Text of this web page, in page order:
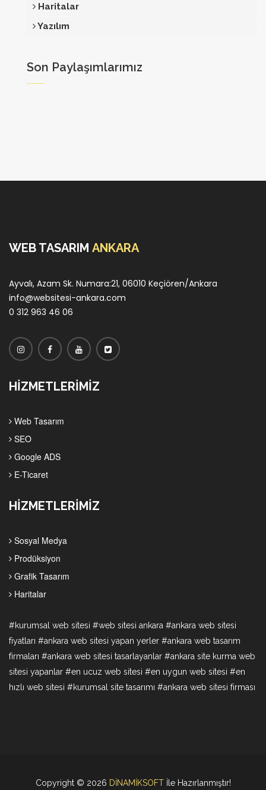
Haritalar
Yazılım
Son Paylaşımlarımız
WEB TASARIM ANKARA
Ayvalı, Azam Sk. Numara:21, 06010 Keçiören/Ankara
info@websitesi-ankara.com
0 312 963 46 06
HİZMETLERİMİZ
Web Tasarım
SEO
Google ADS
E-Ticaret
HİZMETLERİMİZ
Sosyal Medya
Prodüksiyon
Grafik Tasarım
Haritalar
#kurumsal web sitesi #web sitesi ankara #ankara web sitesi
fiyatları #ankara web sitesi yapan yerler #ankara web tasarım
firmaları #ankara web sitesi tasarlayanlar #ankara site kurma web
sitesi yapanlar #en ucuz web sitesi #en uygun web sitesi #en
hızlı web sitesi #kurumsal site tasarımı #ankara web sitesi firması
Copyright © 2026 DİNAMİKSOFTİle Hazırlanmıştır!